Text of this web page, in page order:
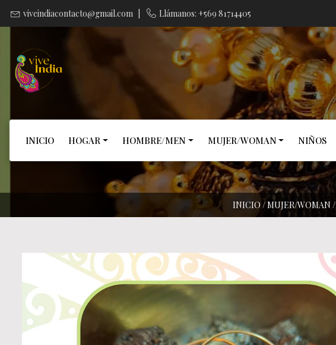
viveindiacontacto@gmail.com Llámanos: +569 81714405
INICIO HOGAR HOMBRE/MEN MUJER/WOMAN NIÑOS
INICIO /MUJER/WOMAN/